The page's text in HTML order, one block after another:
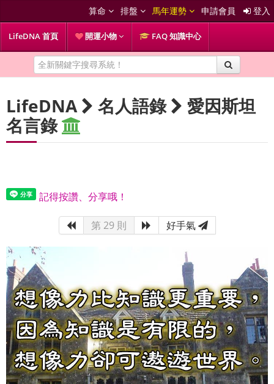
算命 排盤 馬年運勢 申請會員 登入
LifeDNA 首頁 開運小物 FAQ 知識中心
LifeDNA 名人語錄
愛因斯坦
名言錄
記得按讚、分享哦！
第 29 則 好手氣